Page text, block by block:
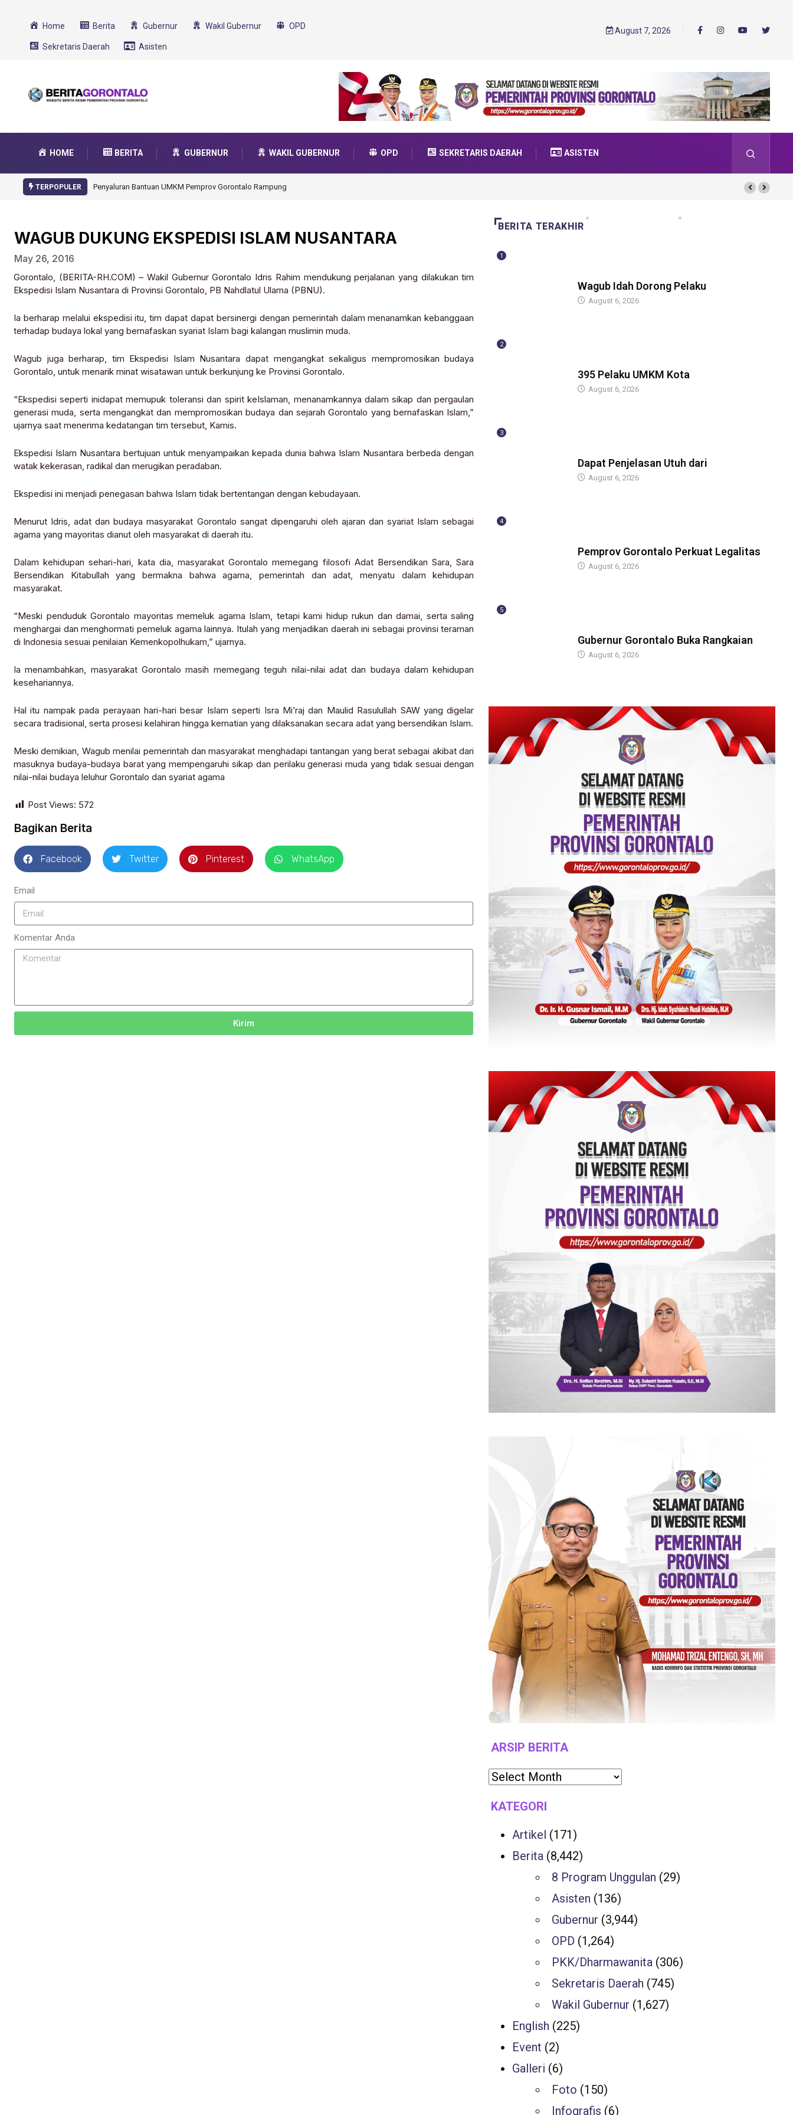
Home Berita Gubernur Wakil Gubernur OPD
Sekretaris Daerah Asisten
August 7, 2026
HOME BERITA GUBERNUR WAKIL GUBERNUR OPD SEKRETARIS DAERAH ASISTEN
TERPOPULER Gorontalo Ikut Dukung Program SMA Unggul Garuda Transformasi 2025
WAGUB DUKUNG EKSPEDISI ISLAM NUSANTARA
May 26, 2016
Gorontalo, (BERITA-RH.COM) – Wakil Gubernur Gorontalo Idris Rahim mendukung perjalanan yang dilakukan tim
Ekspedisi Islam Nusantara di Provinsi Gorontalo, PB Nahdlatul Ulama (PBNU).
Ia berharap melalui ekspedisi itu, tim dapat dapat bersinergi dengan pemerintah dalam menanamkan kebanggaan
terhadap budaya lokal yang bernafaskan syariat Islam bagi kalangan muslimin muda.
Wagub juga berharap, tim Ekspedisi Islam Nusantara dapat mengangkat sekaligus mempromosikan budaya
Gorontalo, untuk menarik minat wisatawan untuk berkunjung ke Provinsi Gorontalo.
“Ekspedisi seperti inidapat memupuk toleransi dan spirit keIslaman, menanamkannya dalam sikap dan pergaulan
generasi muda, serta mengangkat dan mempromosikan budaya dan sejarah Gorontalo yang bernafaskan Islam,”
ujarnya saat menerima kedatangan tim tersebut, Kamis.
Ekspedisi Islam Nusantara bertujuan untuk menyampaikan kepada dunia bahwa Islam Nusantara berbeda dengan
watak kekerasan, radikal dan merugikan peradaban.
Ekspedisi ini menjadi penegasan bahwa Islam tidak bertentangan dengan kebudayaan.
Menurut Idris, adat dan budaya masyarakat Gorontalo sangat dipengaruhi oleh ajaran dan syariat Islam sebagai
agama yang mayoritas dianut oleh masyarakat di daerah itu.
Dalam kehidupan sehari-hari, kata dia, masyarakat Gorontalo memegang filosofi Adat Bersendikan Sara, Sara
Bersendikan Kitabullah yang bermakna bahwa agama, pemerintah dan adat, menyatu dalam kehidupan
masyarakat.
“Meski penduduk Gorontalo mayoritas memeluk agama Islam, tetapi kami hidup rukun dan damai, serta saling
menghargai dan menghormati pemeluk agama lainnya. Itulah yang menjadikan daerah ini sebagai provinsi teraman
di Indonesia sesuai penilaian Kemenkopolhukam,” ujarnya.
Ia menambahkan, masyarakat Gorontalo masih memegang teguh nilai-nilai adat dan budaya dalam kehidupan
kesehariannya.
Hal itu nampak pada perayaan hari-hari besar Islam seperti Isra Mi’raj dan Maulid Rasulullah SAW yang digelar
secara tradisional, serta prosesi kelahiran hingga kematian yang dilaksanakan secara adat yang bersendikan Islam.
Meski demikian, Wagub menilai pemerintah dan masyarakat menghadapi tantangan yang berat sebagai akibat dari
masuknya budaya-budaya barat yang mempengaruhi sikap dan perilaku generasi muda yang tidak sesuai dengan
nilai-nilai budaya leluhur Gorontalo dan syariat agama
Post Views: 572
Bagikan Berita
Facebook Twitter Pinterest WhatsApp
Email
Komentar Anda
Kirim
BERITA TERAKHIR
1
Wagub Idah Dorong Pelaku
August 6, 2026
2
395 Pelaku UMKM Kota
August 6, 2026
3
Dapat Penjelasan Utuh dari
August 6, 2026
4
Pemprov Gorontalo Perkuat Legalitas
August 6, 2026
5
Gubernur Gorontalo Buka Rangkaian
August 6, 2026
ARSIP BERITA
KATEGORI
Artikel (171)
Berita (8,442)
8 Program Unggulan (29)
Asisten (136)
Gubernur (3,944)
OPD (1,264)
PKK/Dharmawanita (306)
Sekretaris Daerah (745)
Wakil Gubernur (1,627)
English (225)
Event (2)
Galleri (6)
Foto (150)
Infografis (6)